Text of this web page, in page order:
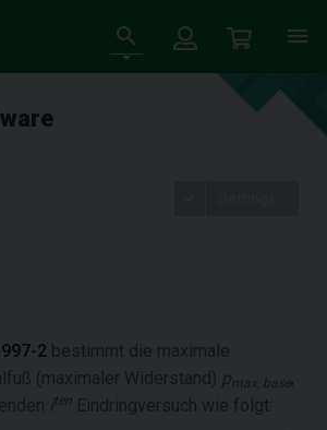
2 bestimmt die maximale
(maximaler Widerstand) pmax, base ,
iten Eindringversuch wie folgt: